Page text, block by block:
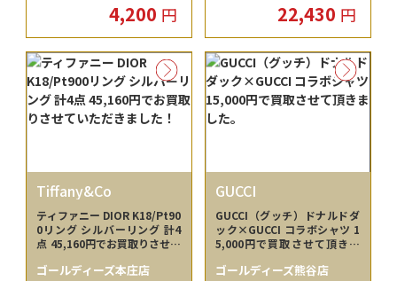
4,200 円 22,430 円
Tiffany&Co
ティファニー DIOR K18/Pt90
0リング シルバーリング 計4
点 45,160円でお買取りさせて
ゴールディーズ本庄店
GUCCI
GUCCI（グッチ）ドナルドダ
ック×GUCCI コラボシャツ 1
5,000円で買取させて頂きま
ゴールディーズ熊谷店